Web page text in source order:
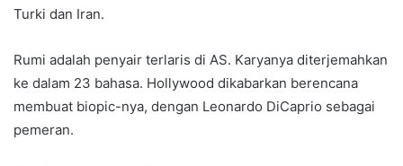
Turki dan Iran.
Rumi adalah penyair terlaris di AS. Karyanya diterjemahkan
ke dalam 23 bahasa. Hollywood dikabarkan berencana
membuat biopic-nya, dengan Leonardo DiCaprio sebagai
pemeran.